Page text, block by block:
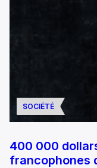
SOCIÉTÉ
400 000
francophones